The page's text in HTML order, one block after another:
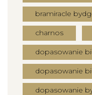
bramiracle
charnos
dopasowanie
dopasowanie
dopasowanie